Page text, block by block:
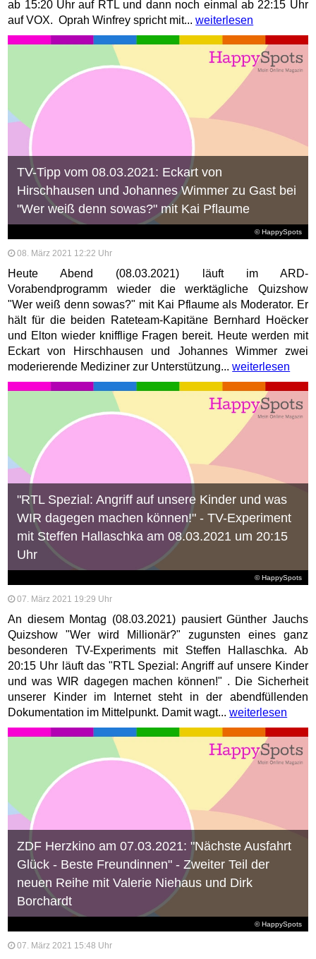
ab 15:20 Uhr auf RTL und dann noch einmal ab 22:15 Uhr
auf VOX. Oprah Winfrey spricht mit...weiterlesen
© HappySpots
TV-Tipp vom 08.03.2021: Eckart von
Hirschhausen und Johannes Wimmer zu Gast bei
"Wer weiß denn sowas?" mit Kai Pflaume
08. März 2021 12:22 Uhr
Heute Abend (08.03.2021) läuft im ARD-
Vorabendprogramm wieder die werktägliche Quizshow
"Wer weiß denn sowas?" mit Kai Pflaume als Moderator. Er
hält für die beiden Rateteam-Kapitäne Bernhard Hoëcker
und Elton wieder knifflige Fragen bereit. Heute werden mit
Eckart von Hirschhausen und Johannes Wimmer zwei
moderierende Mediziner zur Unterstützung...weiterlesen
© HappySpots
"RTL Spezial: Angriff auf unsere Kinder und was
WIR dagegen machen können!" - TV-Experiment
mit Steffen Hallaschka am 08.03.2021 um 20:15
Uhr
07. März 2021 19:29 Uhr
An diesem Montag (08.03.2021) pausiert Günther Jauchs
Quizshow "Wer wird Millionär?" zugunsten eines ganz
besonderen TV-Experiments mit Steffen Hallaschka. Ab
20:15 Uhr läuft das "RTL Spezial: Angriff auf unsere Kinder
und was WIR dagegen machen können!" . Die Sicherheit
unserer Kinder im Internet steht in der abendfüllenden
Dokumentation im Mittelpunkt. Damit wagt...weiterlesen
© HappySpots
ZDF Herzkino am 07.03.2021: "Nächste Ausfahrt
Glück - Beste Freundinnen" - Zweiter Teil der
neuen Reihe mit Valerie Niehaus und Dirk
Borchardt
07. März 2021 15:48 Uhr